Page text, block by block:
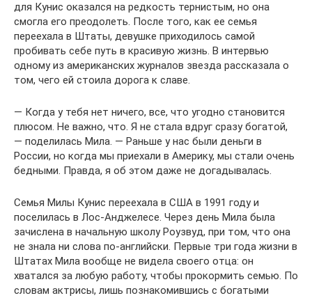
для Кунис оказался на редкость тернистым, но она
смогла его преодолеть. После того, как ее семья
переехала в Штаты, девушке приходилось самой
пробивать себе путь в красивую жизнь. В интервью
одному из американских журналов звезда рассказала о
том, чего ей стоила дорога к славе.
— Когда у тебя нет ничего, все, что угодно становится
плюсом. Не важно, что. Я не стала вдруг сразу богатой,
— поделилась Мила. — Раньше у нас были деньги в
России, но когда мы приехали в Америку, мы стали очень
бедными. Правда, я об этом даже не догадывалась.
Семья Милы Кунис переехала в США в 1991 году и
поселилась в Лос-Анджелесе. Через день Мила была
зачислена в начальную школу Роузвуд, при том, что она
не знала ни слова по-английски. Первые три года жизни в
Штатах Мила вообще не видела своего отца: он
хватался за любую работу, чтобы прокормить семью. По
словам актрисы, лишь познакомившись с богатыми